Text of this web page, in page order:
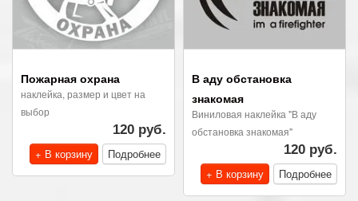
Пожарная охрана
наклейка, размер и цвет на
выбор
120 руб.
+ В корзину
Подробнее
В аду обстановка
знакомая
Виниловая наклейка "В аду
обстановка знакомая"
120 руб.
+ В корзину
Подробнее